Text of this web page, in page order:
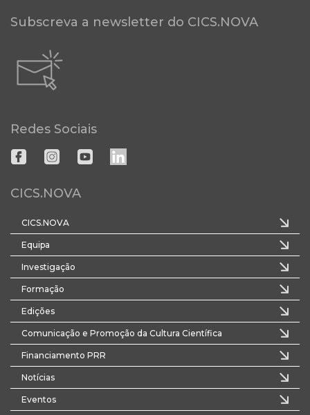
Subscreva a newsletter do CICS.NOVA
Redes Sociais
CICS.NOVA
CICS.NOVA
Equipa
Investigação
Formação
Edições
Comunicação e Promoção da Cultura Científica
Financiamento PRR
Notícias
Eventos